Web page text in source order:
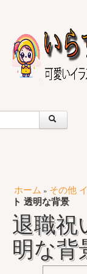
ホーム » その他
ト 透明な背景
退職祝
明な背